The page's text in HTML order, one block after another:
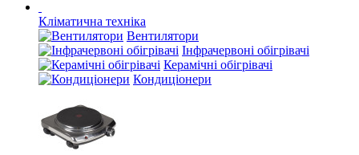
Кліматична техніка
Вентилятори
Інфрачервоні обігрівачі
Керамічні обігрівачі
Кондиціонери